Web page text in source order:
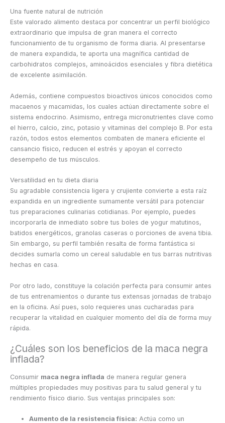
Una fuente natural de nutrición
Este valorado alimento destaca por concentrar un perfil biológico
extraordinario que impulsa de gran manera el correcto
funcionamiento de tu organismo de forma diaria. Al presentarse
de manera expandida, te aporta una magnífica cantidad de
carbohidratos complejos, aminoácidos esenciales y fibra dietética
de excelente asimilación.
Además, contiene compuestos bioactivos únicos conocidos como
macaenos y macamidas, los cuales actúan directamente sobre el
sistema endocrino. Asimismo, entrega micronutrientes clave como
el hierro, calcio, zinc, potasio y vitaminas del complejo B. Por esta
razón, todos estos elementos combaten de manera eficiente el
cansancio físico, reducen el estrés y apoyan el correcto
desempeño de tus músculos.
Versatilidad en tu dieta diaria
Su agradable consistencia ligera y crujiente convierte a esta raíz
expandida en un ingrediente sumamente versátil para potenciar
tus preparaciones culinarias cotidianas. Por ejemplo, puedes
incorporarla de inmediato sobre tus boles de yogur matutinos,
batidos energéticos, granolas caseras o porciones de avena tibia.
Sin embargo, su perfil también resalta de forma fantástica si
decides sumarla como un cereal saludable en tus barras nutritivas
hechas en casa.
Por otro lado, constituye la colación perfecta para consumir antes
de tus entrenamientos o durante tus extensas jornadas de trabajo
en la oficina. Así pues, solo requieres unas cucharadas para
recuperar la vitalidad en cualquier momento del día de forma muy
rápida.
¿Cuáles son los beneficios de la maca negra
inflada?
Consumir maca negra inflada de manera regular genera
múltiples propiedades muy positivas para tu salud general y tu
rendimiento físico diario. Sus ventajas principales son:
Aumento de la resistencia física: Actúa como un